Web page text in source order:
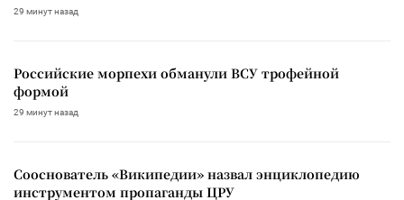
29 минут назад
Российские морпехи обманули ВСУ трофейной
формой
29 минут назад
Сооснователь «Википедии» назвал энциклопедию
инструментом пропаганды ЦРУ